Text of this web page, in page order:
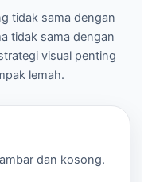
tidak sama dengan
tidak sama dengan
visual penting
lemah.
dan kosong.